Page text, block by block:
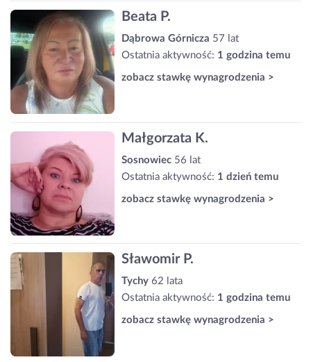
Beata P.
Dąbrowa Górnicza 57 lat
Ostatnia aktywność: 1 godzina temu
zobacz stawkę wynagrodzenia >
Małgorzata K.
Sosnowiec 56 lat
Ostatnia aktywność: 1 dzień temu
zobacz stawkę wynagrodzenia >
Sławomir P.
Tychy 62 lata
Ostatnia aktywność: 1 godzina temu
zobacz stawkę wynagrodzenia >